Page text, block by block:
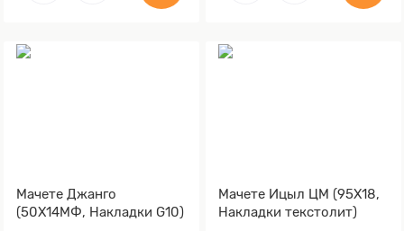
Мачете Джанго
(50Х14МФ, Накладки G10)
Мачете Ицыл ЦМ (95Х18,
Накладки текстолит)